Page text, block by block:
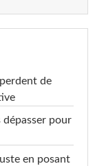
de
pour
en posant